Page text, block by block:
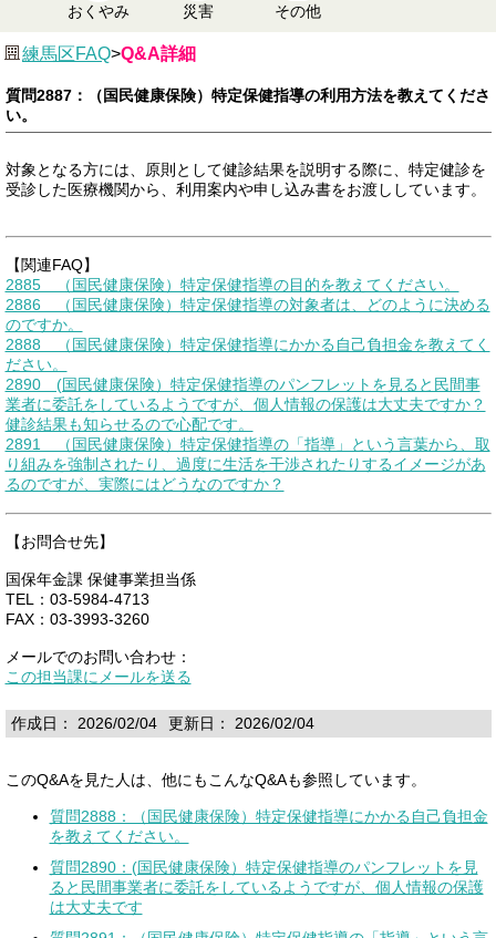
おくやみ 災害 その他
練馬区FAQ>Q&A詳細
質問2887：（国民健康保険）特定保健指導の利用方法を教えてくださ
い。
対象となる方には、原則として健診結果を説明する際に、特定健診を
受診した医療機関から、利用案内や申し込み書をお渡ししています。
【関連FAQ】
2885 （国民健康保険）特定保健指導の目的を教えてください。
2886 （国民健康保険）特定保健指導の対象者は、どのように決める
のですか。
2888 （国民健康保険）特定保健指導にかかる自己負担金を教えてく
ださい。
2890 (国民健康保険）特定保健指導のパンフレットを見ると民間事
業者に委託をしているようですが、個人情報の保護は大丈夫ですか？
健診結果も知らせるので心配です。
2891 （国民健康保険）特定保健指導の「指導」という言葉から、取
り組みを強制されたり、過度に生活を干渉されたりするイメージがあ
るのですが、実際にはどうなのですか？
【お問合せ先】
国保年金課 保健事業担当係
TEL：03-5984-4713
FAX：03-3993-3260
メールでのお問い合わせ：
この担当課にメールを送る
作成日： 2026/02/04 更新日： 2026/02/04
このQ&Aを見た人は、他にもこんなQ&Aも参照しています。
質問2888：（国民健康保険）特定保健指導にかかる自己負担金
を教えてください。
質問2890：(国民健康保険）特定保健指導のパンフレットを見
ると民間事業者に委託をしているようですが、個人情報の保護
は大丈夫です